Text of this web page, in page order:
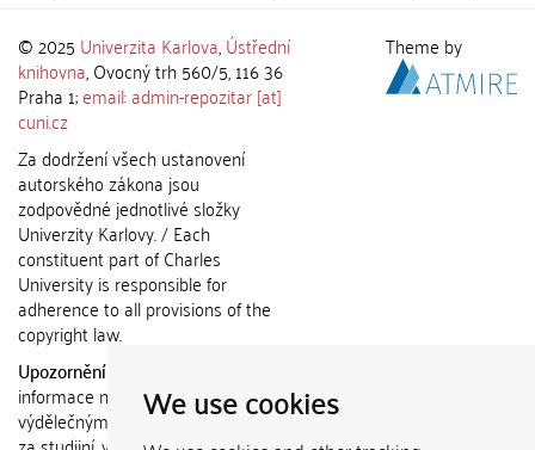
We use cookies
© 2025 Univerzita Karlova,Ústřední
knihovna, Ovocný trh 560/5, 116 36
Praha 1;email: admin-repozitar [at]
cuni.cz
Za dodržení všech ustanovení
autorského zákona jsou
zodpovědné jednotlivé složky
Univerzity Karlovy. / Each
constituent part of Charles
University is responsible for
adherence to all provisions of the
copyright law.
Upozornění / Notice:
informace nemohou být použity k
výdělečným účelům nebo vydávány
Theme by